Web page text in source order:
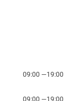
09:00 —19:00
09:00 —19:00